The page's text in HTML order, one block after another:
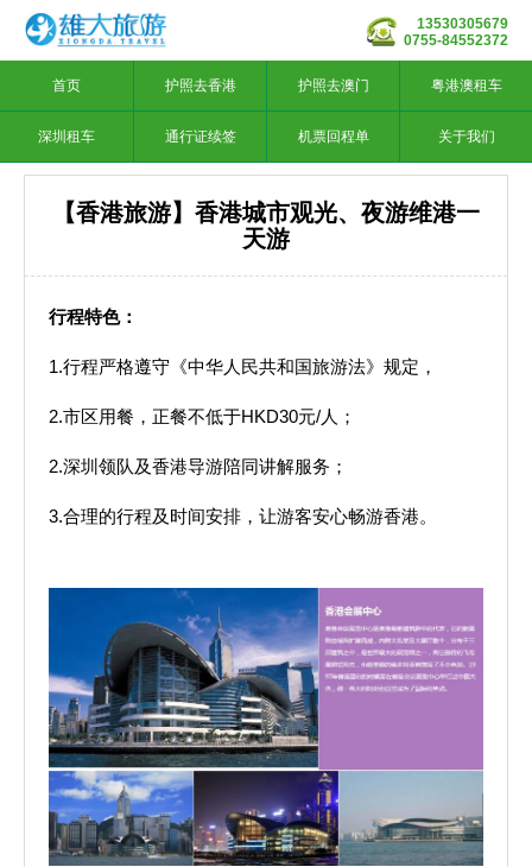
13530305679
0755-84552372
首页 护照去香港 护照去澳门 粤港澳租车
深圳租车 通行证续签 机票回程单 关于我们
【香港旅游】香港城市观光、夜游维港一
天游
行程特色：
1.行程严格遵守《中华人民共和国旅游法》规定，
2.市区用餐，正餐不低于HKD30元/人；
2.深圳领队及香港导游陪同讲解服务；
3.合理的行程及时间安排，让游客安心畅游香港。